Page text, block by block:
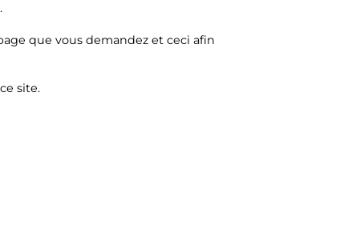
que vous demandez et ceci afin
site.